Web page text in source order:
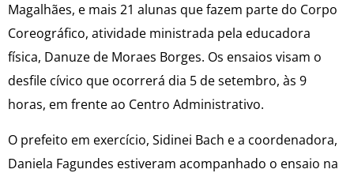
Magalhães, e mais 21 alunas que fazem parte do Corpo
Coreográfico, atividade ministrada pela educadora
física, Danuze de Moraes Borges. Os ensaios visam o
desfile cívico que ocorrerá dia 5 de setembro, às 9
horas, em frente ao Centro Administrativo.
O prefeito em exercício, Sidinei Bach e a coordenadora,
Daniela Fagundes estiveram acompanhado o ensaio na